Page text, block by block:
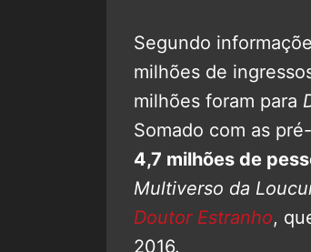
Segundo
milhões de
milhões foram para
Somado com as
4,7 milhões de
Multiverso da
Doutor Estranho,
2016.